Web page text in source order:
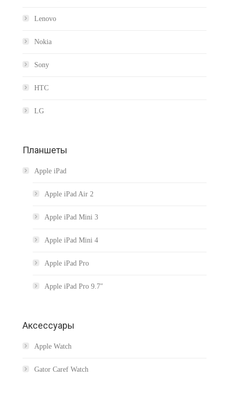
Lenovo
Nokia
Sony
HTC
LG
Планшеты
Apple iPad
Apple iPad Air 2
Apple iPad Mini 3
Apple iPad Mini 4
Apple iPad Pro
Apple iPad Pro 9.7″
Аксессуары
Apple Watch
Gator Caref Watch